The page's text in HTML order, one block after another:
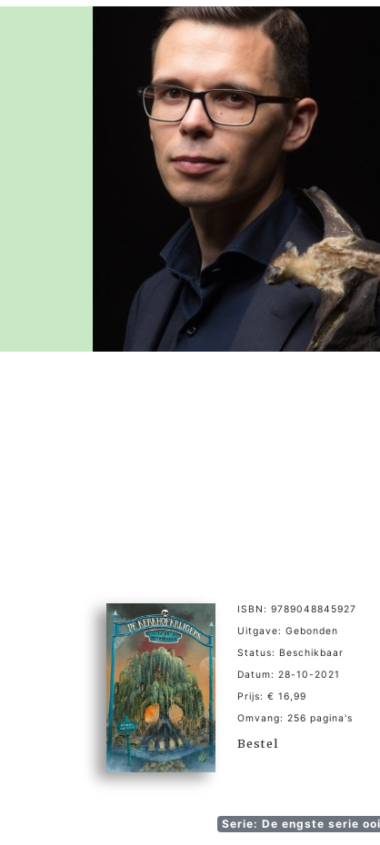
ISBN: 9789048845927
Uitgave: Gebonden
Status: Beschikbaar
Datum: 28-10-2021
Prijs: € 16,99
Omvang: 256 pagina's
Bestel
Serie: De engste serie